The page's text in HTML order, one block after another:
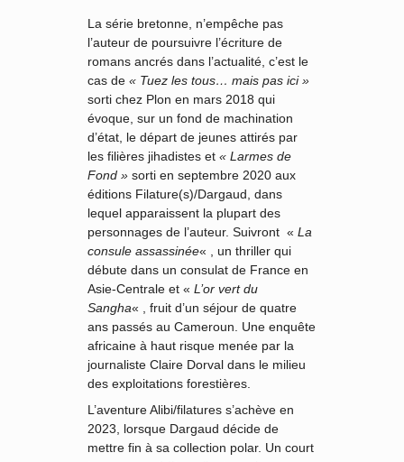
La série bretonne, n’empêche pas
l’auteur de poursuivre l’écriture de
romans ancrés dans l’actualité, c’est le
cas de « Tuez les tous… mais pas ici »
sorti chez Plon en mars 2018 qui
évoque, sur un fond de machination
d’état, le départ de jeunes attirés par
les filières jihadistes et « Larmes de
Fond »sorti en septembre 2020 aux
éditions Filature(s)/Dargaud, dans
lequel apparaissent la plupart des
personnages de l’auteur. Suivront « La
consule assassinée« , un thriller qui
débute dans un consulat de France en
Asie-Centrale et « L’or vert du
Sangha« , fruit d’un séjour de quatre
ans passés au Cameroun. Une enquête
africaine à haut risque menée par la
journaliste Claire Dorval dans le milieu
des exploitations forestières.
L’aventure Alibi/filatures s’achève en
2023, lorsque Dargaud décide de
mettre fin à sa collection polar. Un court